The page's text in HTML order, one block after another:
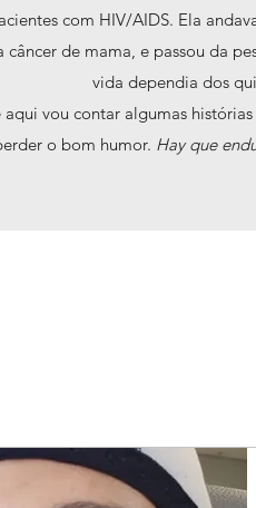
com HIV/AIDS. Ela
de mama, e passou da
vida dependia dos
vou contar algumas
o bom humor. Hay que